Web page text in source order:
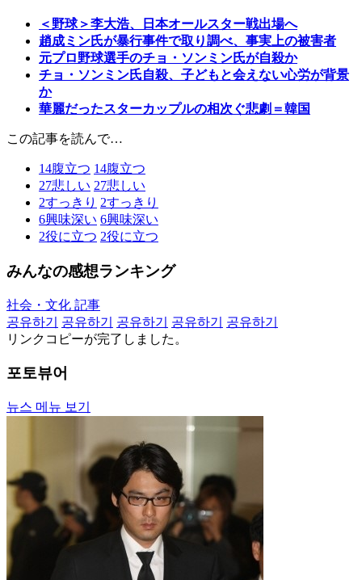
＜野球＞李大浩、日本オールスター戦出場へ
趙成ミン氏が暴行事件で取り調べ、事実上の被害者
元プロ野球選手のチョ・ソンミン氏が自殺か
チョ・ソンミン氏自殺、子どもと会えない心労が背景
か
華麗だったスターカップルの相次ぐ悲劇＝韓国
この記事を読んで…
14腹立つ 14腹立つ
27悲しい 27悲しい
2すっきり 2すっきり
6興味深い 6興味深い
2役に立つ 2役に立つ
みんなの感想ランキング
社会・文化 記事
공유하기
공유하기 공유하기 공유하기
공유하기
リンクコピーが完了しました。
포토뷰어
뉴스 메뉴 보기